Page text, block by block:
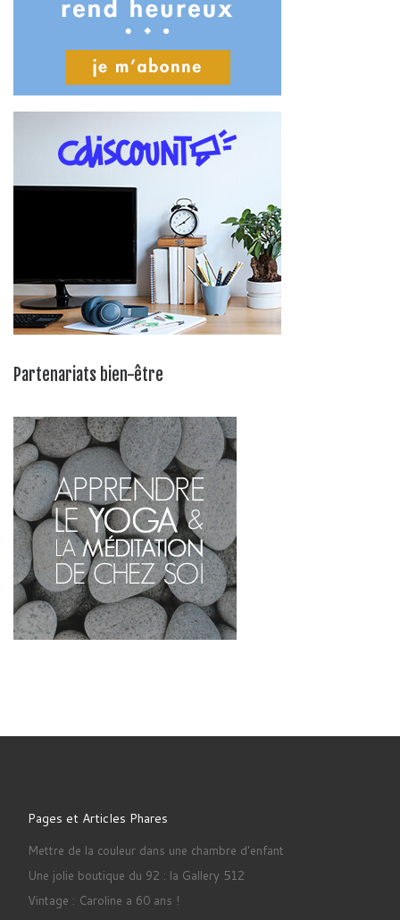
Partenariats bien-être
Pages et Articles Phares
Mettre de la couleur dans une chambre d'enfant
Une jolie boutique du 92 : la Gallery 512
Vintage : Caroline a 60 ans !